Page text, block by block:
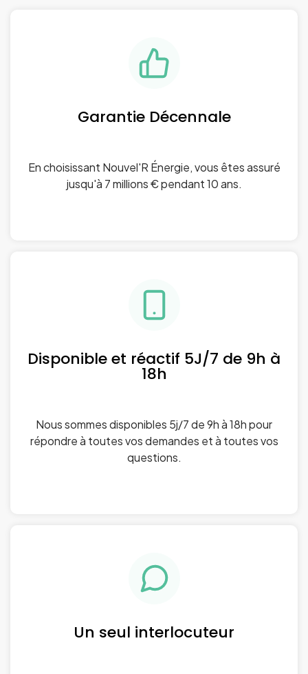
Garantie Décennale
En choisissant Nouvel'R Énergie, vous êtes assuré
jusqu'à 7 millions € pendant 10 ans.
Disponible et réactif 5J/7 de 9h à
18h
Nous sommes disponibles 5j/7 de 9h à 18h pour
répondre à toutes vos demandes et à toutes vos
questions.
Un seul interlocuteur